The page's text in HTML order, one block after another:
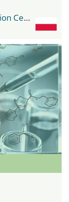
International Exhibition and Convention Center Expo Krakow